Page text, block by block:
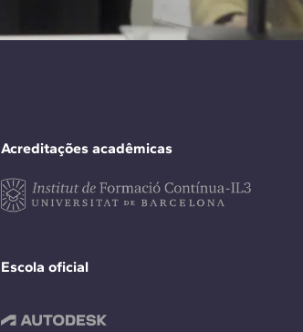
Acreditações acadêmicas
Escola oficial